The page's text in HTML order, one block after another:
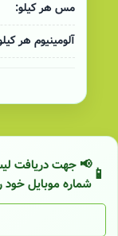
مس هر کیلو:
آلومینیوم هر
📢 جهت دریافت
شماره موبایل خود